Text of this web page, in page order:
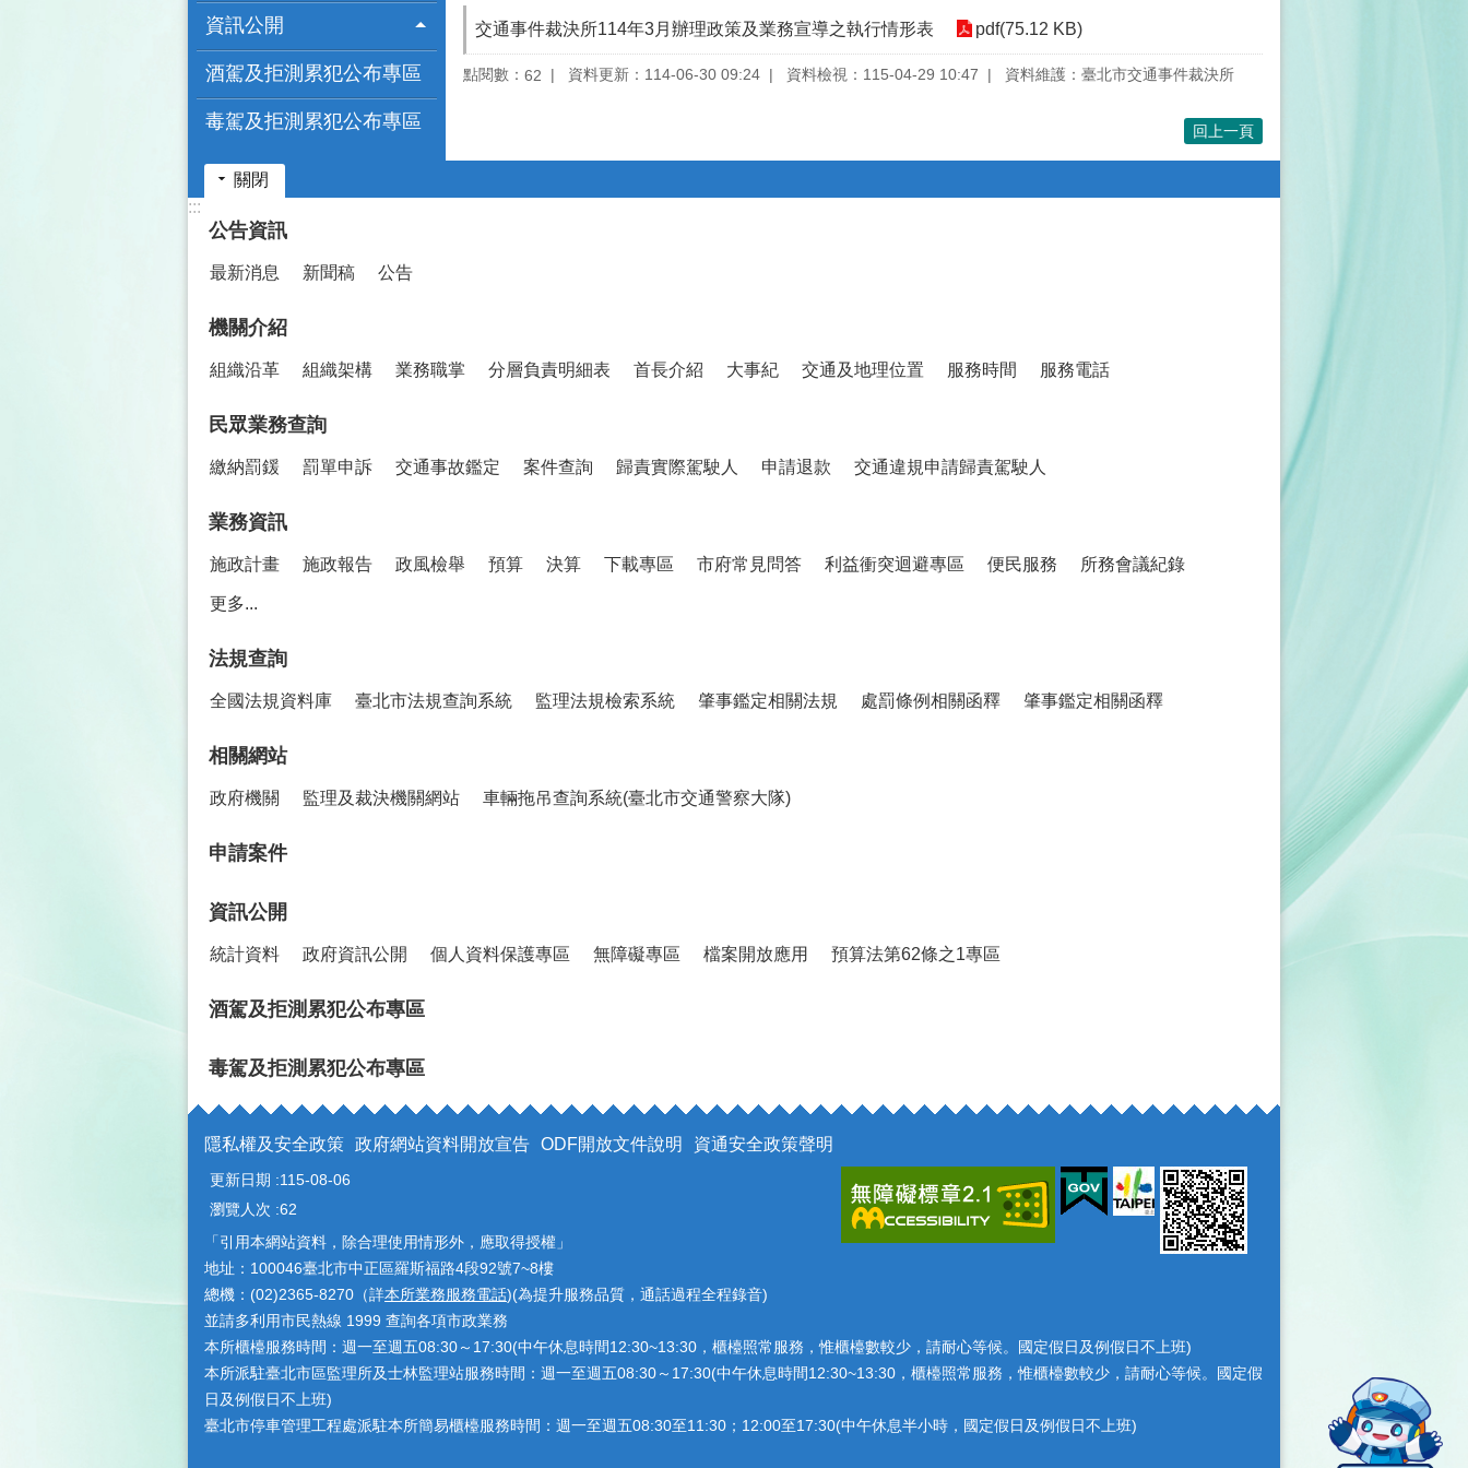
資訊公開
酒駕及拒測累犯公布專區
毒駕及拒測累犯公布專區
交通事件裁決所114年3月辦理政策及業務宣導之執行情形表 pdf(75.12 KB)
點閱數： 62 資料更新：114-06-30 09:24 資料檢視：115-04-29 10:47 資料維護：臺北市交通事件裁決所
回上一頁
關閉
:::
公告資訊
最新消息 新聞稿 公告
機關介紹
組織沿革 組織架構 業務職掌 分層負責明細表 首長介紹 大事紀 交通及地理位置 服務時間 服務電話
民眾業務查詢
繳納罰鍰 罰單申訴 交通事故鑑定 案件查詢 歸責實際駕駛人 申請退款 交通違規申請歸責駕駛人
業務資訊
施政計畫 施政報告 政風檢舉 預算 決算 下載專區 市府常見問答 利益衝突迴避專區 便民服務 所務會議紀錄
更多...
法規查詢
全國法規資料庫 臺北市法規查詢系統 監理法規檢索系統 肇事鑑定相關法規 處罰條例相關函釋 肇事鑑定相關函釋
相關網站
政府機關 監理及裁決機關網站 車輛拖吊查詢系統(臺北市交通警察大隊)
申請案件
資訊公開
統計資料 政府資訊公開 個人資料保護專區 無障礙專區 檔案開放應用 預算法第62條之1專區
酒駕及拒測累犯公布專區
毒駕及拒測累犯公布專區
隱私權及安全政策 政府網站資料開放宣告 ODF開放文件說明 資通安全政策聲明
更新日期
115-08-06
瀏覽人次 62
「引用本網站資料，除合理使用情形外，應取得授權」
地址：100046臺北市中正區羅斯福路4段92號7~8樓
總機：(02)2365-8270（詳本所業務服務電話)(為提升服務品質，通話過程全程錄音)
並請多利用市民熱線 1999 查詢各項市政業務
本所櫃檯服務時間：週一至週五08:30～17:30(中午休息時間12:30~13:30，櫃檯照常服務，惟櫃檯數較少，請耐心等候。國定假日及例假日不上班)
本所派駐臺北市區監理所及士林監理站服務時間：週一至週五08:30～17:30(中午休息時間12:30~13:30，櫃檯照常服務，惟櫃檯數較少，請耐心等候。國定假
日及例假日不上班)
臺北市停車管理工程處派駐本所簡易櫃檯服務時間：週一至週五08:30至11:30；12:00至17:30(中午休息半小時，國定假日及例假日不上班)